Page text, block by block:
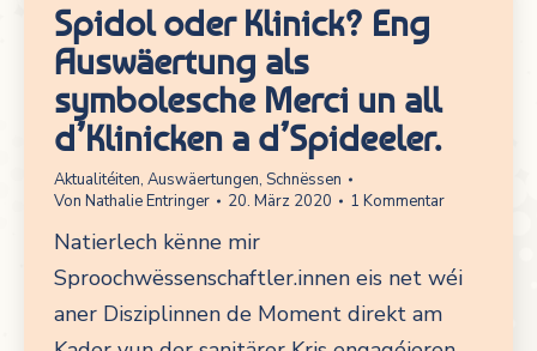
Spidol oder Klinick? Eng
Auswäertung als
symbolesche Merci un all
d’Klinicken a d’Spideeler.
Aktualitéiten, Auswäertungen, Schnëssen
Von Nathalie Entringer 20. März 2020 1 Kommentar
Natierlech kënne mir
Sproochwëssenschaftler.innen eis net wéi
aner Disziplinnen de Moment direkt am